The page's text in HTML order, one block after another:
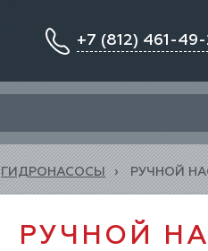
+7 (812) 461-49-
ГИДРОНАСОСЫ РУЧНОЙ
РУЧНОЙ